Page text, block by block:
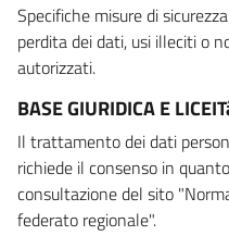
Specifiche misure di
perdita dei dati, usi illeciti o
autorizzati.
BASE GIURIDICA E
Il trattamento dei dati
richiede il consenso in
consultazione del sito
federato regionale".